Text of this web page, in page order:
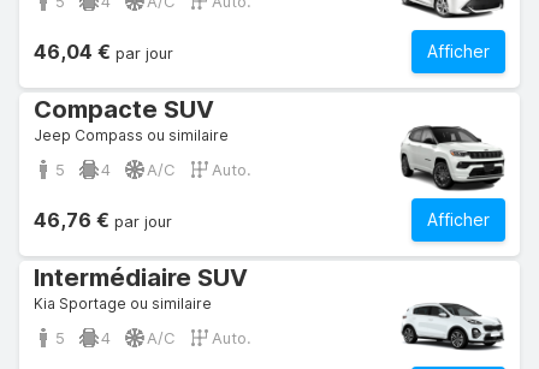
Afficher
46,04 € par jour
Compacte SUV
Jeep Compass ou similaire
5 4 A/C Auto.
Afficher
46,76 € par jour
Intermédiaire SUV
Kia Sportage ou similaire
5 4 A/C Auto.